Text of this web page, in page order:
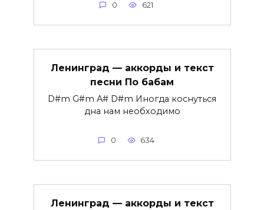
0 621
Ленинград — аккорды и текст
песни По бабам
D#m G#m A# D#m Иногда коснуться
дна нам необходимо
0 634
Ленинград — аккорды и текст